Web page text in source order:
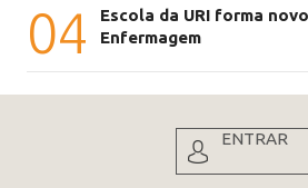
04
Escola da URI forma
Enfermagem
ENTRAR